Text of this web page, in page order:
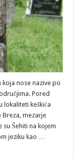
koja nose nazive po
Pored
lokaliteti keškića
Breza, mezarje
su Šehiti na kojem
jeziku kao …